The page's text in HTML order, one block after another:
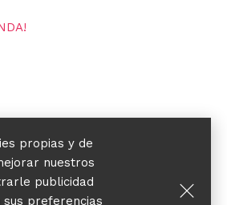
propias y de
nuestros
publicidad
preferencias